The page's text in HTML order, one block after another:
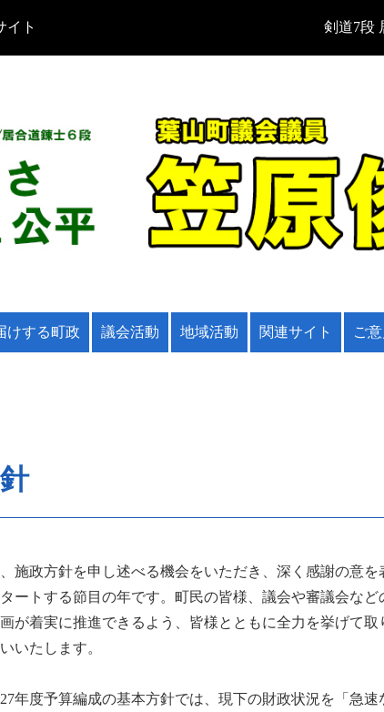
イト 剣道7段
けする町政 議会活動 地域活動 関連サイト ご
施政方針を申し述べる機会をいただき、深く感謝の意を
ートする節目の年です。町民の皆様、議会や審議会など
が着実に推進できるよう、皆様とともに全力を挙げて取
いたします。
年度予算編成の基本方針では、現下の財政状況を「急